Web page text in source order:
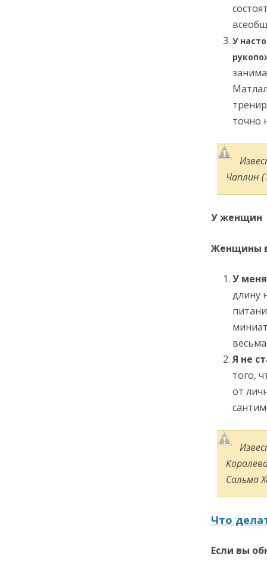
У
точно
Чаплин
У женщин
Женщины
У
длину
Я не
того,
от
Сальма
Что
Если вы